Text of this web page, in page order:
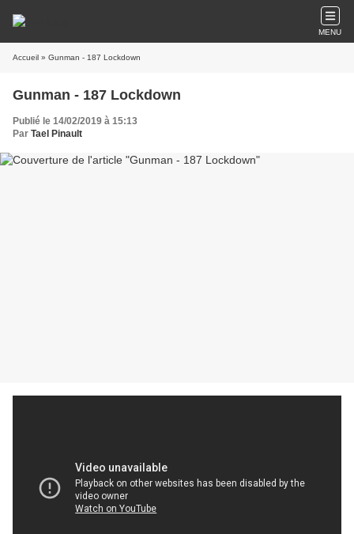
MENU
Accueil » Gunman - 187 Lockdown
Gunman - 187 Lockdown
Publié le 14/02/2019 à 15:13
Par Tael Pinault